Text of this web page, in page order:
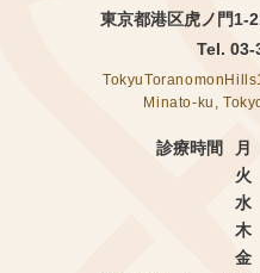
東京都港区虎ノ門1-
Tel. 03-
Minato-ku,
診療時間
火
水
木
金